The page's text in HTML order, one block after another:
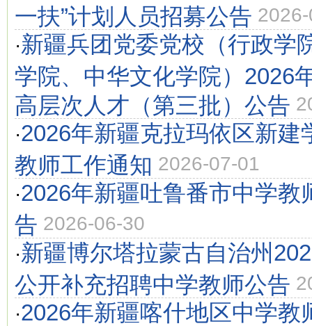
一扶”计划人员招募公告
·新疆兵团党委党校（行政学
学院、中华文化学院）2026
高层次人才（第三批）公告
·2026年新疆克拉玛依区新建
教师工作通知 2026-07-01
·2026年新疆吐鲁番市中学教
告 2026-06-30
·新疆博尔塔拉蒙古自治州
公开补充招聘中学教师公告
·2026年新疆喀什地区中学教